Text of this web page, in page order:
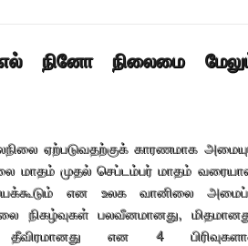
நினோ நிலைமை
ஏற்படுவதற்குக் காரணமாக
மாதம் முதல் செப்டம்பர் மாதம்
என உலக வானிலை
நிகழ்வுகள் பலவீனமானது,
என 4